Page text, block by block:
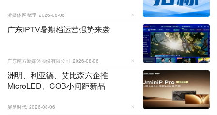
流媒体网整理 2026-08-06
广东IPTV暑期档运营强势来袭
广东南方新媒体股份有限公司 2026-08-06
洲明、利亚德、艾比森六企推
MicroLED、COB小间距新品
屏显时代 2026-08-06